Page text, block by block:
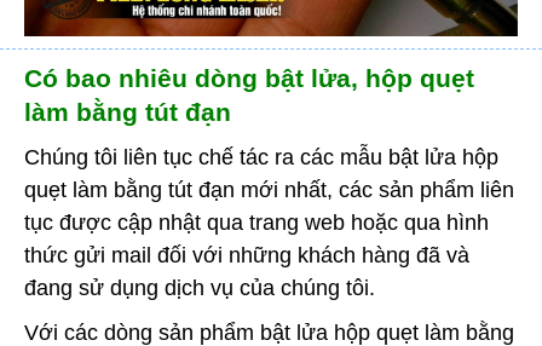
Có bao nhiêu dòng bật lửa, hộp quẹt
làm bằng tút đạn
Chúng tôi liên tục chế tác ra các mẫu bật lửa hộp
quẹt làm bằng tút đạn mới nhất, các sản phẩm liên
tục được cập nhật qua trang web hoặc qua hình
thức gửi mail đối với những khách hàng đã và
đang sử dụng dịch vụ của chúng tôi.
Với các dòng sản phẩm bật lửa hộp quẹt làm bằng